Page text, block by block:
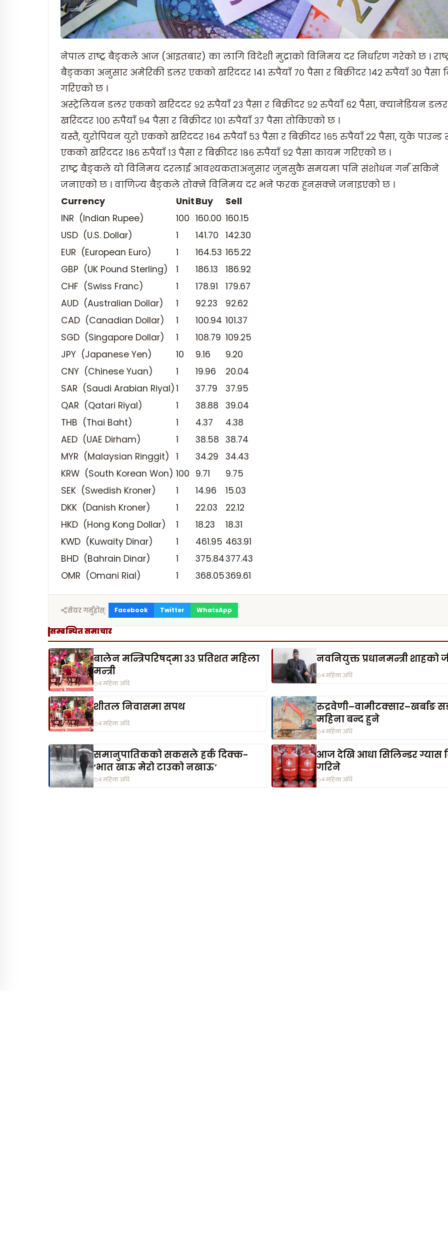
नेपाल राष्ट्र बैङ्कले आज (आइतबार) का लागि विदेशी मुद्राको विनिमय दर निर्धारण गरेको छ ।
बैङ्कका अनुसार अमेरिकी डलर एकको खरिददर १४१ रुपैयाँ ७० पैसा र बिक्रीदर १४२ रुपैयाँ ३० पैसा
गरिएको छ ।
अस्ट्रेलियन डलर एकको खरिददर ९२ रुपैयाँ २३ पैसा र बिक्रीदर ९२ रुपैयाँ ६२ पैसा, क्यानेडियन
खरिददर १०० रुपैयाँ ९४ पैसा र बिक्रीदर १०१ रुपैयाँ ३७ पैसा तोकिएको छ ।
यस्तै, युरोपियन युरो एकको खरिददर १६४ रुपैयाँ ५३ पैसा र बिक्रीदर १६५ रुपैयाँ २२ पैसा, युके पाउन्ड
एकको खरिददर १८६ रुपैयाँ १३ पैसा र बिक्रीदर १८६ रुपैयाँ ९२ पैसा कायम गरिएको छ ।
राष्ट्र बैङ्कले यो विनिमय दरलाई आवश्यकताअनुसार जुनसुकै समयमा पनि संशोधन गर्न सकिने
जनाएको छ । वाणिज्य बैङ्कले तोक्ने विनिमय दर भने फरक हुनसक्ने जनाइएको छ ।
Currency
UnitBuy
Sell
INR (Indian Rupee)
100 160.00 160.15
USD (U.S. Dollar)
1 141.70
142.30
EUR (European Euro)
1 164.53 165.22
GBP (UK Pound Sterling)
1 186.13
186.92
CHF (Swiss Franc)
1 178.91
179.67
AUD (Australian Dollar)
1 92.23
92.62
CAD (Canadian Dollar)
1 100.94 101.37
SGD (Singapore Dollar)
1 108.79 109.25
JPY (Japanese Yen)
10 9.16
9.20
CNY (Chinese Yuan)
1 19.96
20.04
SAR (Saudi Arabian Riyal)1 37.79
37.95
QAR (Qatari Riyal)
1 38.88
39.04
THB (Thai Baht)
1 4.37
4.38
AED (UAE Dirham)
1 38.58 38.74
MYR (Malaysian Ringgit)
1 34.29
34.43
KRW (South Korean Won) 100 9.71
9.75
SEK (Swedish Kroner)
1 14.96
15.03
DKK (Danish Kroner)
1 22.03
22.12
HKD (Hong Kong Dollar)
1 18.23
18.31
KWD (Kuwaity Dinar)
1 461.95 463.91
BHD (Bahrain Dinar)
1 375.84377.43
OMR (Omani Rial)
1 368.05369.61
सेयर गर्नुहोस्: Facebook Twitter WhatsApp
सम्बन्धित समाचार
बालेन मन्त्रिपरिषद्‌मा ३३ प्रतिशत महिला
मन्त्री
4 महिना अघि
नवनियुक्त प्रधानमन्त्री शाहको
4 महिना अघि
शीतल निवासमा सपथ
4 महिना अघि
रुद्रवेणी–वामीटक्सार–खर्बाङ
महिना बन्द हुने
4 महिना अघि
समानुपातिकको सकसले हर्क दिक्क-
‘भात खाऊ मेरो टाउको नखाऊ’
4 महिना अघि
आज देखि आधा सिलिन्डर ग्यास
गरिने
4 महिना अघि